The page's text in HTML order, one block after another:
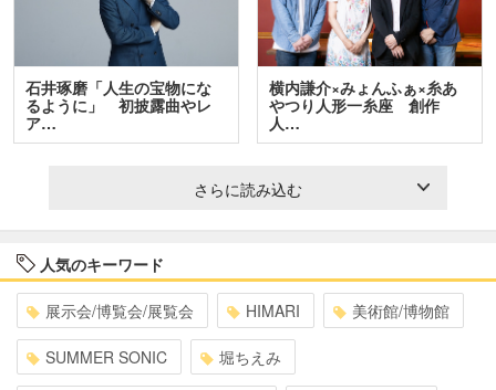
石井琢磨「人生の宝物にな
るように」 初披露曲やレ
ア…
横内謙介×みょんふぁ×糸あ
やつり人形一糸座 創作
人…
さらに読み込む
人気のキーワード
展示会/博覧会/展覧会 HIMARI 美術館/博物館
SUMMER SONIC 堀ちえみ